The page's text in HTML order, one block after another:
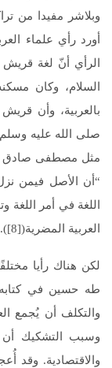
وبلاشر مفيدا من
الرأي أنّ لغة
السلام، وكان
بالعربية، وأن
صلى الله عليه
مثل مصطفى صادق
اللغة في أمر
العربية المضرية([8]).
لكن هناك رأيا
طه حسين في كتابه
والتكلف أن يُجمع
وسبب التشكيك أن
والاقتصادية. وقد